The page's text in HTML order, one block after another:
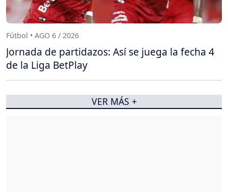
Fútbol • AGO 6 / 2026
Jornada de partidazos: Así se juega la fecha 4
de la Liga BetPlay
VER MÁS +